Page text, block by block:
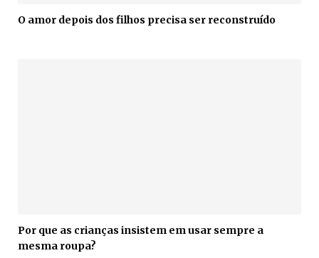
O amor depois dos filhos precisa ser reconstruído
Por que as crianças insistem em usar sempre a
mesma roupa?